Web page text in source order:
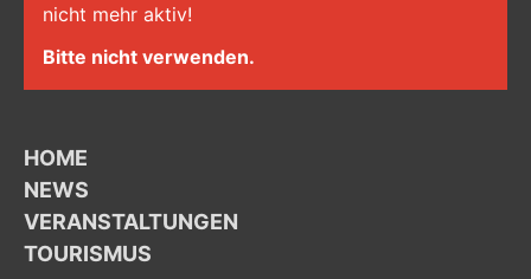
nicht mehr aktiv!
Bitte nicht verwenden.
HOME
NEWS
VERANSTALTUNGEN
TOURISMUS